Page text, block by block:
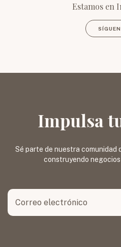
Estamos en
Impulsa
Sé parte de nuestra comunidad
construyendo